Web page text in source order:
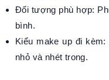
Đối tượng phù hợp:
bình.
Kiểu make up đi
nhỏ và nhét trong.